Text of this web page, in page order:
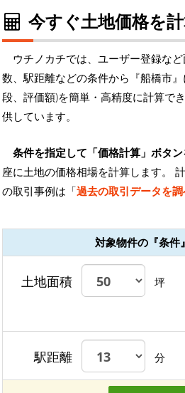
今すぐ土地価格を
ウチノカチでは、ユーザー登録な
数、駅距離などの条件から『船橋市
段、評価額)を簡単・高精度に計算で
供しています。
条件を指定して「価格計算」ボタ
座に土地の価格相場を計算します。
の取引事例は「過去の取引データを調
対象物件の『条件
土地面積 坪
駅距離 分